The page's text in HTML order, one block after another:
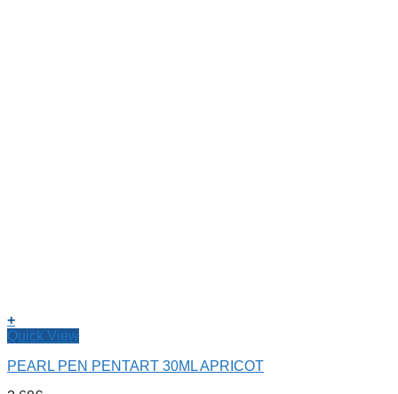
+
Quick View
PEARL PEN PENTART 30ML APRICOT